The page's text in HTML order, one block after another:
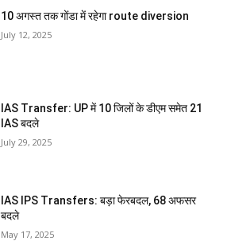
10 अगस्त तक गोंडा में रहेगा route diversion
July 12, 2025
IAS Transfer: UP में 10 जिलों के डीएम समेत 21
IAS बदले
July 29, 2025
IAS IPS Transfers: बड़ा फेरबदल, 68 अफसर
बदले
May 17, 2025